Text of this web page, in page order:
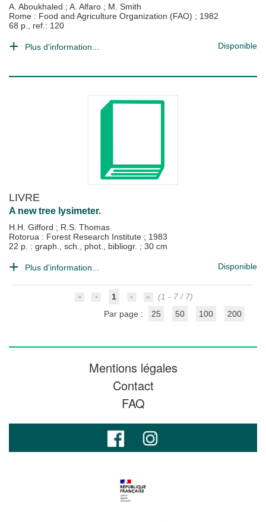
A. Aboukhaled ; A. Alfaro ; M. Smith
Rome : Food and Agriculture Organization (FAO) ; 1982
68 p., ref.: 120
Plus d'information... Disponible
LIVRE
A new tree lysimeter.
H.H. Gifford ; R.S. Thomas
Rotorua : Forest Research Institute ; 1983
22 p. : graph., sch., phot., bibliogr. ; 30 cm
Plus d'information... Disponible
1
(1 - 7 / 7)
Par page :
25 50 100 200
Mentions légales
Contact
FAQ